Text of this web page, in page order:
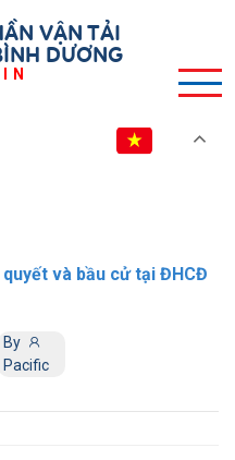
VẬN TẢI
DƯƠNG
By
Pacific
và bầu cử tại ĐHCĐ